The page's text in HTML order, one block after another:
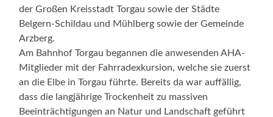
der Großen Kreisstadt Torgau sowie der Städte
Belgern-Schildau und Mühlberg sowie der Gemeinde
Arzberg.
Am Bahnhof Torgau begannen die anwesenden AHA-
Mitglieder mit der Fahrradexkursion, welche sie zuerst
an die Elbe in Torgau führte. Bereits da war auffällig,
dass die langjährige Trockenheit zu massiven
Beeinträchtigungen an Natur und Landschaft geführt